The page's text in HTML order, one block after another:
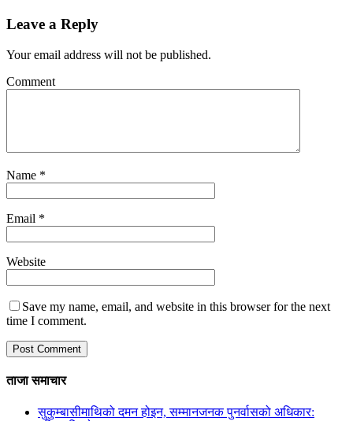
Leave a Reply
Your email address will not be published.
Comment
Name *
Email *
Website
Save my name, email, and website in this browser for the next
time I comment.
ताजा समाचार
सुकुम्बासीमाथिको दमन होइन, सम्मानजनक पुनर्वासको अधिकार: